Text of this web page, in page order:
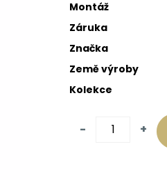
Montáž
Záruka
Značka
Země výroby
Kolekce
- +